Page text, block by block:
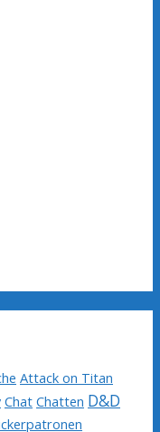
Attack on Titan
Chat Chatten D&D